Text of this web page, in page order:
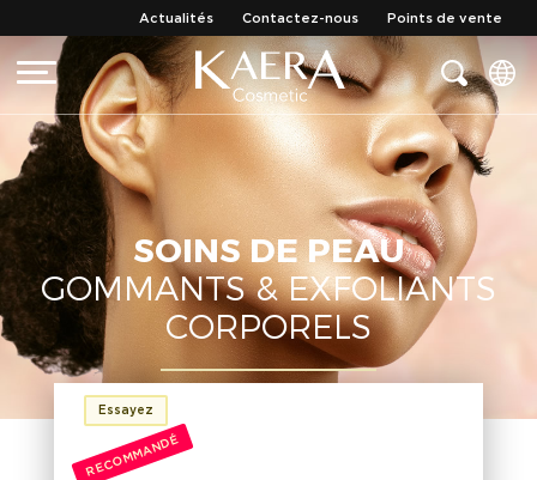
Actualités Contactez-nous Points de vente
SOINS DE PEAU
GOMMANTS & EXFOLIANTS
CORPORELS
Essayez
RECOMMANDÉ